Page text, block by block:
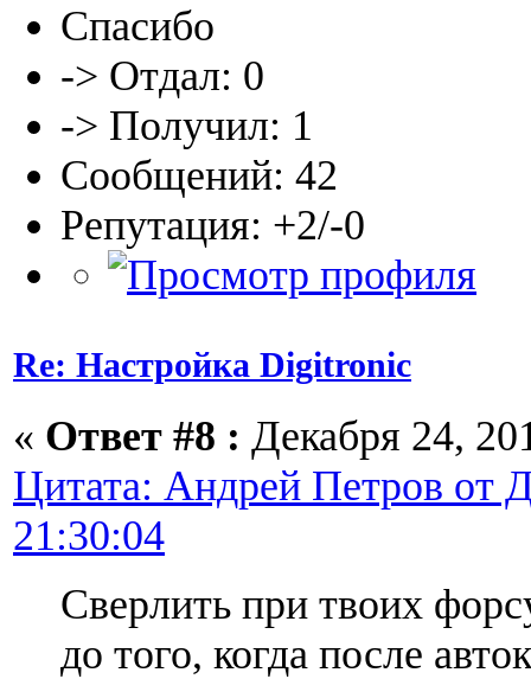
Спасибо
-> Отдал: 0
-> Получил: 1
Сообщений: 42
Репутация: +2/-0
Re: Настройка Digitronic
« Ответ #8 : Декабря 24,
Цитата: Андрей Петров от
21:30:04
Сверлить при твоих
до того, когда после